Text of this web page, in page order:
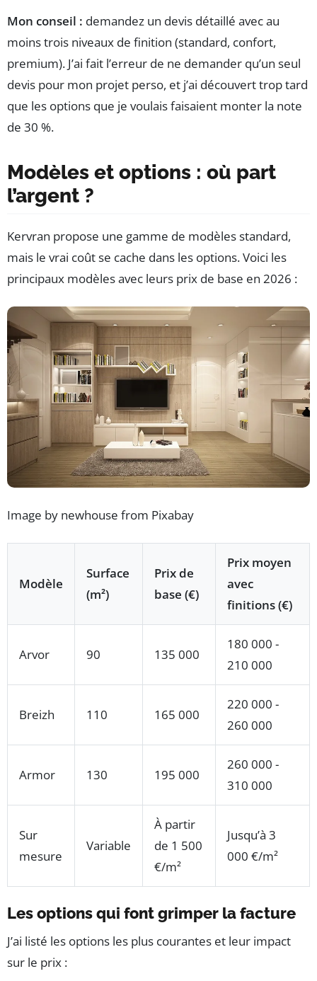
Mon conseil : demandez un devis détaillé avec au
moins trois niveaux de finition (standard, confort,
premium). J’ai fait l’erreur de ne demander qu’un seul
devis pour mon projet perso, et j’ai découvert trop tard
que les options que je voulais faisaient monter la note
de 30 %.
Modèles et options : où part
l’argent ?
Kervran propose une gamme de modèles standard,
mais le vrai coût se cache dans les options. Voici les
principaux modèles avec leurs prix de base en 2026 :
Image by newhouse from Pixabay
Modèle
Surface
(m²)
Prix de
base (€)
Prix moyen
avec
finitions (€)
Arvor 90 135 000
180 000 -
210 000
Breizh 110 165 000
220 000 -
260 000
Armor 130 195 000
260 000 -
310 000
Sur
mesure
Variable
À partir
de 1 500
€/m²
Jusqu’à 3
000 €/m²
Les options qui font grimper la facture
J’ai listé les options les plus courantes et leur impact
sur le prix :